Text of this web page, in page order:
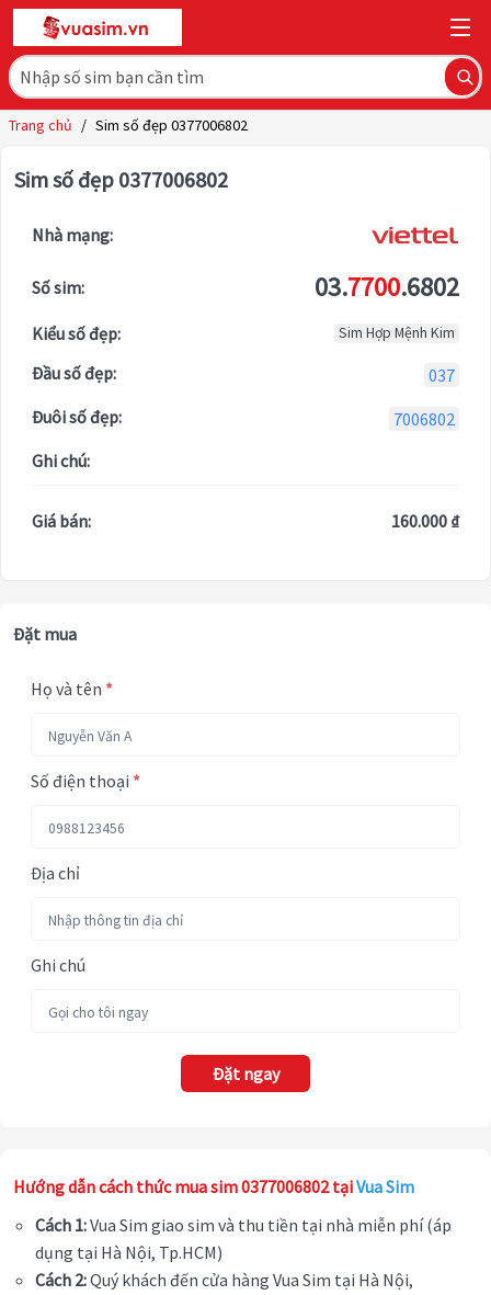
Trang chủ / Sim số đẹp 0377006802
Sim số đẹp 0377006802
Nhà mạng:
Số sim: 03.7700.6802
Kiểu số đẹp: Sim Hợp Mệnh Kim
Đầu số đẹp:
037
Đuôi số đẹp:
7006802
Ghi chú:
Giá bán: 160.000 ₫
Đặt mua
Họ và tên *
Số điện thoại *
Địa chỉ
Ghi chú
Đặt ngay
Hướng dẫn cách thức mua sim 0377006802 tạiVua Sim
Cách 1:Vua Sim giao sim và thu tiền tại nhà miễn phí (áp
dụng tại Hà Nội, Tp.HCM)
Cách 2:Quý khách đến cửa hàng Vua Sim tại Hà Nội,